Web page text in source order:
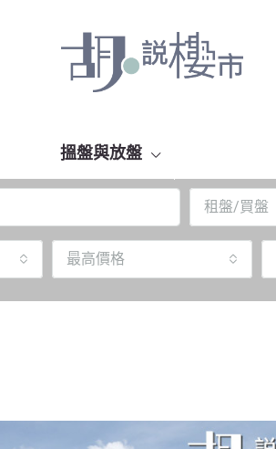
搵盤與放盤
租盤/買盤
最高價格